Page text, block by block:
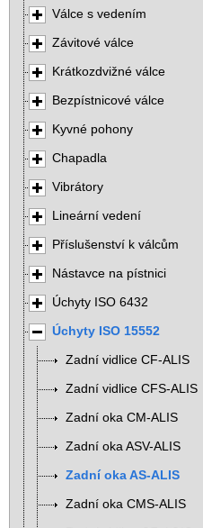
Válce s vedením
Závitové válce
Krátkozdvižné válce
Bezpístnicové válce
Kyvné pohony
Chapadla
Vibrátory
Lineární vedení
Příslušenství k válcům
Nástavce na pístnici
Úchyty ISO 6432
Úchyty ISO 15552
Zadní vidlice CF-ALIS
Zadní vidlice CFS-ALIS
Zadní oka CM-ALIS
Zadní oka ASV-ALIS
Zadní oka AS-ALIS
Zadní oka CMS-ALIS